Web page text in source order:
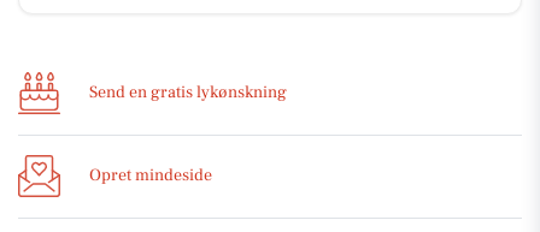
Send en gratis lykønskning
Opret mindeside